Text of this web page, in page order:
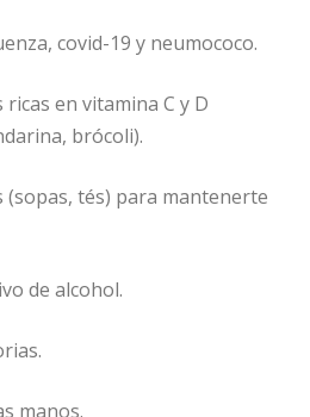
covid-19 y neumococo.
en vitamina C y D
brócoli).
(sopas, tés) para mantenerte
de alcohol.
manos.